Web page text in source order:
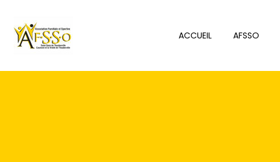
ACCUEIL AFSSO